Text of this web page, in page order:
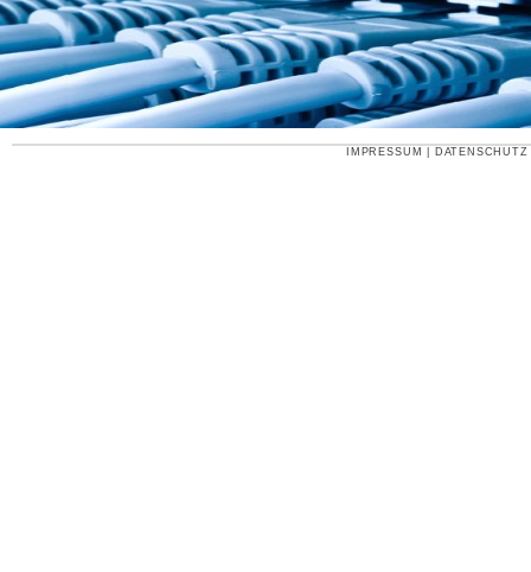
IMPRESSUM DATENSCHUTZ